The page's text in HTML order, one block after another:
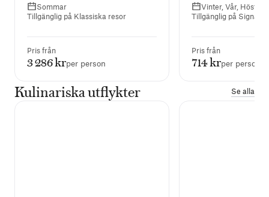
Sommar
Tillgänglig på Klassiska resor
Pris från
3 286 krper person
Vinter, Vår, Höst
Tillgänglig på
Pris från
714 krper person
Kulinariska utflykter Se alla